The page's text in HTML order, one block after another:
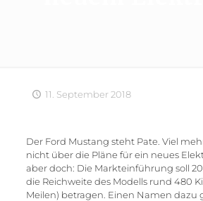
11. September 2018
Der Ford Mustang steht Pate. Viel
nicht über die Pläne für ein neues
aber doch: Die Markteinführung soll
die Reichweite des Modells rund 480
Meilen) betragen. Einen Namen dazu